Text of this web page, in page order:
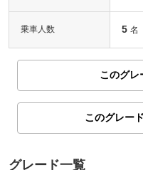
乗車人数 5 名
このグレ
このグレー
グレード一覧